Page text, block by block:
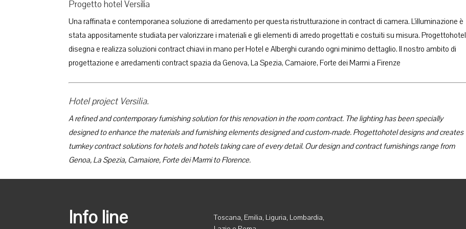
Progetto hotel Versilia
Una raffinata e contemporanea soluzione di arredamento per questa ristrutturazione in contract di camera. L’illuminazione è
stata appositamente studiata per valorizzare i materiali e gli elementi di arredo progettati e costuiti su misura. Progettohotel
disegna e realizza soluzioni contract chiavi in mano per Hotel e Alberghi curando ogni minimo dettaglio. Il nostro ambito di
progettazione e arredamenti contract spazia da Genova, La Spezia, Camaiore, Forte dei Marmi a Firenze
Hotel project Versilia.
A refined and contemporary furnishing solution for this renovation in the room contract. The lighting has been specially
designed to enhance the materials and furnishing elements designed and custom-made. Progettohotel designs and creates
turnkey contract solutions for hotels and hotels taking care of every detail. Our design and contract furnishings range from
Genoa, La Spezia, Camaiore, Forte dei Marmi to Florence.
Info line
Toscana, Emilia, Liguria, Lombardia,